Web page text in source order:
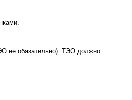
не обязательно). ТЭО должно